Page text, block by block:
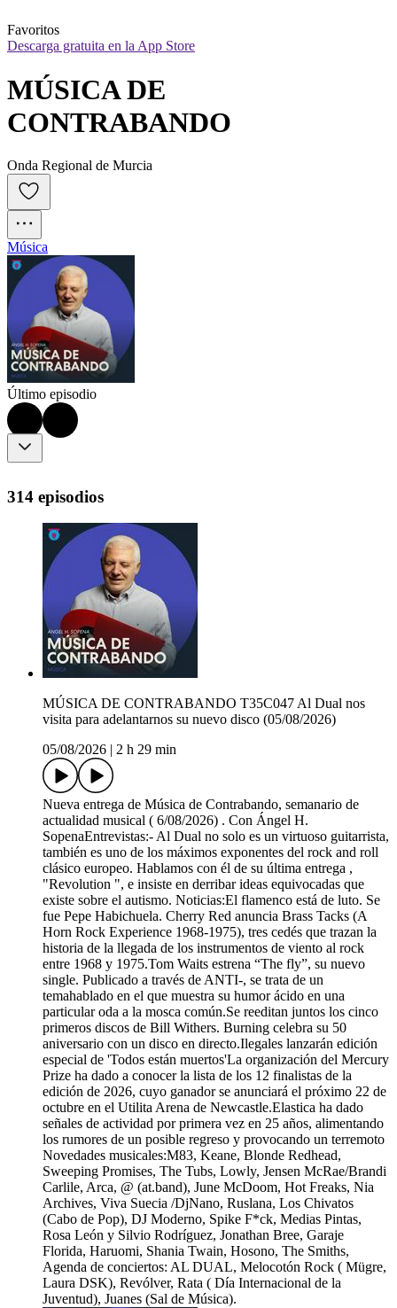
Favoritos
Descarga gratuita en la App Store
MÚSICA DE
CONTRABANDO
Onda Regional de Murcia
Música
Último episodio
314 episodios
MÚSICA DE CONTRABANDO T35C047 Al Dual nos
visita para adelantarnos su nuevo disco (05/08/2026)
05/08/2026
2 h 29 min
Nueva entrega de Música de Contrabando, semanario de
actualidad musical ( 6/08/2026) . Con Ángel H.
SopenaEntrevistas:- Al Dual no solo es un virtuoso guitarrista,
también es uno de los máximos exponentes del rock and roll
clásico europeo. Hablamos con él de su última entrega ,
"Revolution ", e insiste en derribar ideas equivocadas que
existe sobre el autismo. Noticias:El flamenco está de luto. Se
fue Pepe Habichuela. Cherry Red anuncia Brass Tacks (A
Horn Rock Experience 1968-1975), tres cedés que trazan la
historia de la llegada de los instrumentos de viento al rock
entre 1968 y 1975.Tom Waits estrena “The fly”, su nuevo
single. Publicado a través de ANTI-, se trata de un
temahablado en el que muestra su humor ácido en una
particular oda a la mosca común.Se reeditan juntos los cinco
primeros discos de Bill Withers. Burning celebra su 50
aniversario con un disco en directo.Ilegales lanzarán edición
especial de 'Todos están muertos'La organización del Mercury
Prize ha dado a conocer la lista de los 12 finalistas de la
edición de 2026, cuyo ganador se anunciará el próximo 22 de
octubre en el Utilita Arena de Newcastle.Elastica ha dado
señales de actividad por primera vez en 25 años, alimentando
los rumores de un posible regreso y provocando un terremoto
Novedades musicales:M83, Keane, Blonde Redhead,
Sweeping Promises, The Tubs, Lowly, Jensen McRae/Brandi
Carlile, Arca, @ (at.band), June McDoom, Hot Freaks, Nia
Archives, Viva Suecia /DjNano, Ruslana, Los Chivatos
(Cabo de Pop), DJ Moderno, Spike F*ck, Medias Pintas,
Rosa León y Silvio Rodríguez, Jonathan Bree, Garaje
Florida, Haruomi, Shania Twain, Hosono, The Smiths,
Agenda de conciertos: AL DUAL, Melocotón Rock ( Mügre,
Laura DSK), Revólver, Rata ( Día Internacional de la
Juventud), Juanes (Sal de Música).